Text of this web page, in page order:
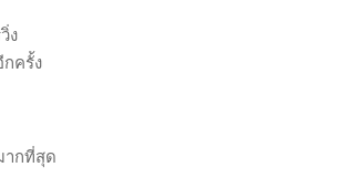
ง
ครั้ง
ากที่สุด